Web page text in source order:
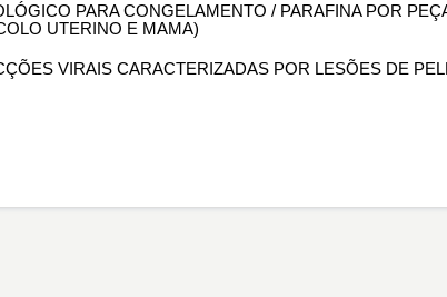
PARA CONGELAMENTO / PARAFINA POR
UTERINO E MAMA)
VIRAIS CARACTERIZADAS POR LESÕES DE